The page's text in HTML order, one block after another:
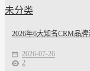
未分类
2026年6大知名CRM品
2026-07-26
2